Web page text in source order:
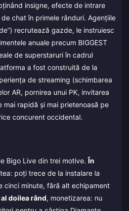
insigne, efecte de intrare
chat în primele rânduri. Agențiile
recrutează gazde, le instruiesc
anuale precum BIGGEST
de superstaruri în cadrul
a fost construită de la
de streaming (schimbarea
AR, pornirea unui PK, invitarea
mai rapidă și mai prietenoasă pe
concurent occidental.
Bigo Live din trei motive.În
poți trece de la instalare la
cinci minute, fără alt echipament
doilea rând, monetizarea: nu